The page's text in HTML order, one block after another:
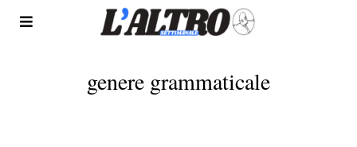
genere grammaticale